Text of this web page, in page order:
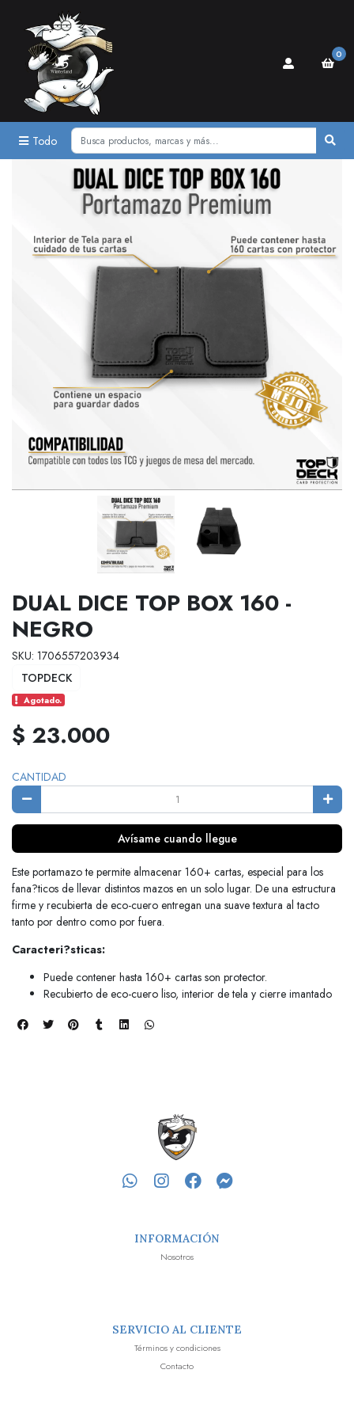
Todo
0
DUAL DICE TOP BOX 160 -
NEGRO
SKU: 1706557203934
TOPDECK
Agotado.
$ 23.000
CANTIDAD
Avísame cuando llegue
Este portamazo te permite almacenar 160+ cartas, especial para los
fana?ticos de llevar distintos mazos en un solo lugar. De una estructura
firme y recubierta de eco-cuero entregan una suave textura al tacto
tanto por dentro como por fuera.
Caracteri?sticas:
Puede contener hasta 160+ cartas son protector.
Recubierto de eco-cuero liso, interior de tela y cierre imantado
INFORMACIÓN
Nosotros
SERVICIO AL CLIENTE
Términos y condiciones
Contacto